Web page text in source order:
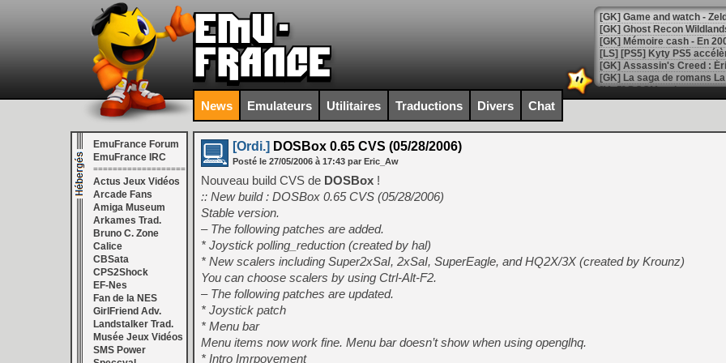
[Mo5] DOOM arrive en
[GK] Bethesda fête les 30
[GK] Roblox : l'action en
[GK] Agenda - GeForce
[LS] [PS5] ps5-y2jb-
[GK] Pourquoi Marvel
[GK] Test : Restory : Chill
[GK] GTA 6 : Rockstar
[GK] Hot Wheels Infinite
[GK] Mémoire cash -
[GK] Résultats Nintendo :
[GK] Déjà des
[Mo5] Brickboy cherche à
[GK] Minecraft et ses «
News Emulateurs Utilitaires Traductions Divers Chat
EmuFrance Forum
EmuFrance IRC
===================
Actus Jeux Vidéos
Arcade Fans
Amiga Museum
Arkames Trad.
Bruno C. Zone
Calice
CBSata
CPS2Shock
EF-Nes
Fan de la NES
GirlFriend Adv.
Landstalker Trad.
Musée Jeux Vidéos
SMS Power
[Ordi.] DOSBox 0.65 CVS (05/28/2006)
Posté le 27/05/2006 à 17:43 par Eric_Aw
Nouveau build CVS de DOSBox !
:: New build : DOSBox 0.65 CVS (05/28/2006)
Stable version.
– The following patches are added.
* Joystick polling_reduction (created by hal)
* New scalers including Super2xSaI, 2xSaI, SuperEagle, and HQ2X/3X (created by Krounz)
You can choose scalers by using Ctrl-Alt-F2.
– The following patches are updated.
* Joystick patch
* Menu bar
Menu items now work fine. Menu bar doesn’t show when using openglhq.
* Intro Imrpovement